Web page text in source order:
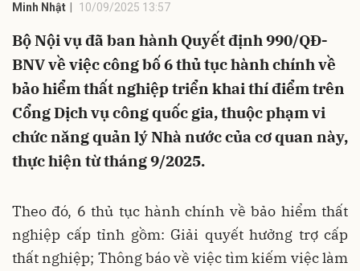
Minh Nhật 10/09/2025 13:57
Bộ Nội vụ đã ban hành Quyết định 990/QĐ-
BNV về việc công bố 6 thủ tục hành chính về
bảo hiểm thất nghiệp triển khai thí điểm trên
Cổng Dịch vụ công quốc gia, thuộc phạm vi
chức năng quản lý Nhà nước của cơ quan này,
thực hiện từ tháng 9/2025.
Theo đó, 6 thủ tục hành chính về bảo hiểm thất
nghiệp cấp tỉnh gồm: Giải quyết hưởng trợ cấp
thất nghiệp; Thông báo về việc tìm kiếm việc làm